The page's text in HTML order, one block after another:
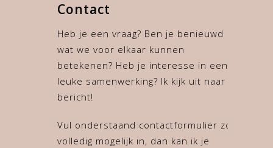
Contact
Heb je een vraag? Ben je benieuwd
wat we voor elkaar kunnen
betekenen? Heb je interesse in een
leuke samenwerking? Ik kijk uit naar je
bericht!
Vul onderstaand contactformulier zo
volledig mogelijk in, dan kan ik je